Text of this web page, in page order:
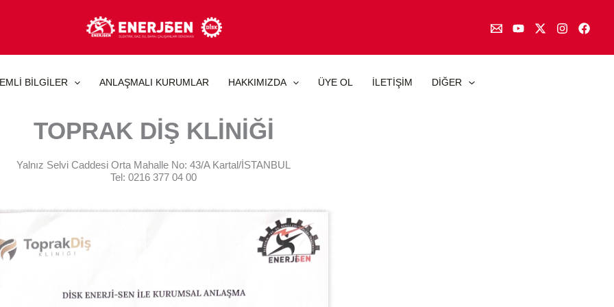
BİLGİLER ANLAŞMALI KURUMLAR HAKKIMIZDA ÜYE OL İLETİŞİM DİĞER
TOPRAK DİŞ KLİNİĞİ
Yalnız Selvi Caddesi Orta Mahalle No: 43/A Kartal/İSTANBUL
Tel: 0216 377 04 00